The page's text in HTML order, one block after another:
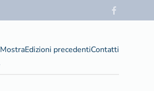
MostraEdizioni precedentiContatti